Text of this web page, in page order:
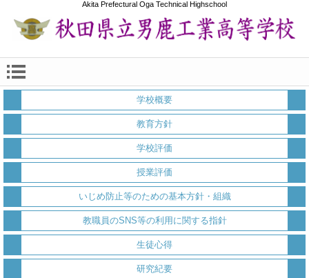
Akita Prefectural Oga Technical Highschool
学校概要
教育方針
学校評価
授業評価
いじめ防止等のための基本方針・組織
教職員のSNS等の利用に関する指針
生徒心得
研究紀要